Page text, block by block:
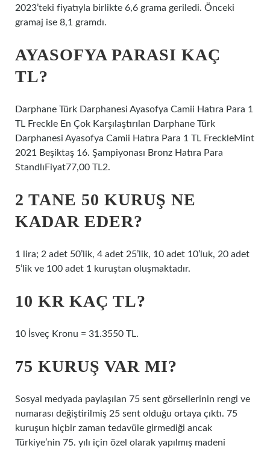
2023’teki fiyatıyla birlikte 6,6 grama geriledi. Önceki
gramaj ise 8,1 gramdı.
AYASOFYA PARASI KAÇ
TL?
Darphane Türk Darphanesi Ayasofya Camii Hatıra Para 1
TL Freckle En Çok Karşılaştırılan Darphane Türk
Darphanesi Ayasofya Camii Hatıra Para 1 TL FreckleMint
2021 Beşiktaş 16. Şampiyonası Bronz Hatıra Para
StandlıFiyat77,00 TL2.
2 TANE 50 KURUŞ NE
KADAR EDER?
1 lira; 2 adet 50’lik, 4 adet 25’lik, 10 adet 10’luk, 20 adet
5’lik ve 100 adet 1 kuruştan oluşmaktadır.
10 KR KAÇ TL?
10 İsveç Kronu = 31.3550 TL.
75 KURUŞ VAR MI?
Sosyal medyada paylaşılan 75 sent görsellerinin rengi ve
numarası değiştirilmiş 25 sent olduğu ortaya çıktı. 75
kuruşun hiçbir zaman tedavüle girmediği ancak
Türkiye’nin 75. yılı için özel olarak yapılmış madeni